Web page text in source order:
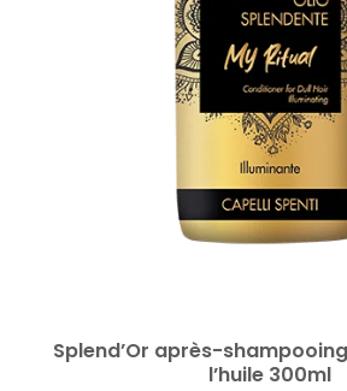
Splend’Or après-
l’huile 300ml